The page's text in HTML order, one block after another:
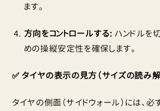
ます。
方向をコントロールする: ハンドルを
めの操縦安定性を確保します。
✅ タイヤの表示の見方（サイズの読み解
タイヤの側面（サイドウォール）には、